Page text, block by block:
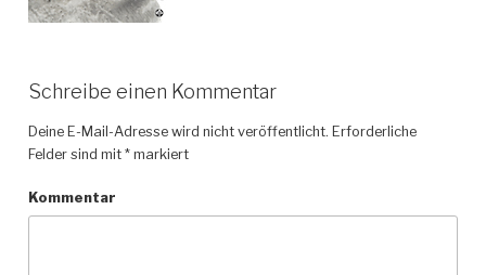
Schreibe einen Kommentar
Deine E-Mail-Adresse wird nicht veröffentlicht. Erforderliche
Felder sind mit *markiert
Kommentar